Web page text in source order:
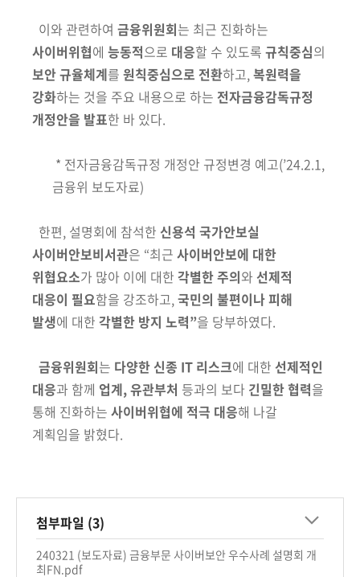
이와 관련하여 금융위원회는 최근 진화하는
사이버위협에 능동적으로 대응할 수 있도록 규칙중심의
보안 규율체계를 원칙중심으로 전환하고,복원력을
강화하는 것을 주요 내용으로 하는 전자금융감독규정
개정안을 발표한 바 있다.
* 전자금융감독규정 개정안 규정변경 예고(’24.2.1,
금융위 보도자료)
한편, 설명회에 참석한 신용석 국가안보실
사이버안보비서관은 “최근 사이버안보에 대한
위협요소가 많아 이에 대한 각별한 주의와 선제적
대응이 필요함을 강조하고,국민의 불편이나 피해
발생에 대한 각별한 방지 노력”을 당부하였다.
금융위원회는 다양한 신종 IT 리스크에 대한 선제적인
대응과 함께 업계,유관부처 등과의 보다 긴밀한 협력을
통해 진화하는 사이버위협에 적극 대응해 나갈
계획임을 밝혔다.
첨부파일 (3)
240321 (보도자료) 금융부문 사이버보안 우수사례 설명회 개
최FN.pdf